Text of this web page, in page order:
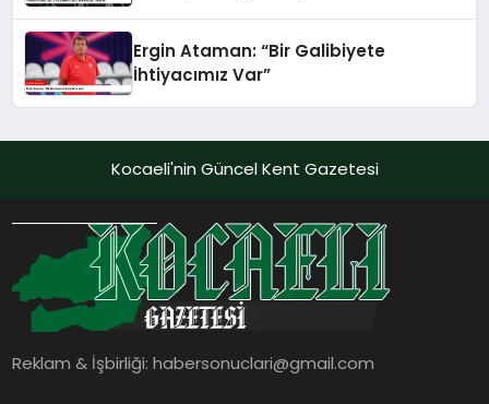
Ergin Ataman: “Bir Galibiyete
İhtiyacımız Var”
Kocaeli'nin Güncel Kent Gazetesi
Reklam & İşbirliği:habersonuclari@gmail.com